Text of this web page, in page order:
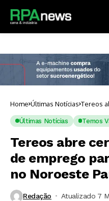
Home Últimas Notícias Tereos
Paulista
Últimas Notícias Temos
Tereos abre
de emprego
no Noroeste
Redação Atualizado 7